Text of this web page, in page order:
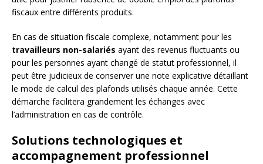
fiscaux entre différents produits.
En cas de situation fiscale complexe, notamment pour les
travailleurs non-salariés ayant des revenus fluctuants ou
pour les personnes ayant changé de statut professionnel, il
peut être judicieux de conserver une note explicative détaillant
le mode de calcul des plafonds utilisés chaque année. Cette
démarche facilitera grandement les échanges avec
l’administration en cas de contrôle.
Solutions technologiques et
accompagnement professionnel